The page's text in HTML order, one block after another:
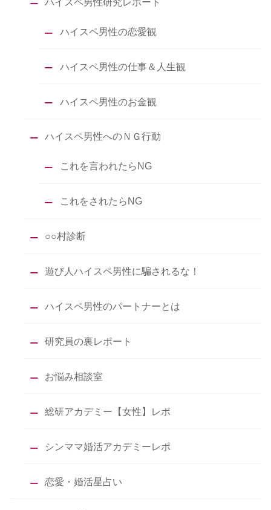
ハイスペ男性の恋愛観
ハイスペ男性の仕事＆人生観
ハイスペ男性のお金観
ハイスペ男性へのＮＧ行動
これを言われたらNG
これをされたらNG
○○村診断
遊び人ハイスペ男性に騙されるな！
ハイスペ男性のパートナーとは
研究員の裏レポート
お悩み相談室
総研アカデミー【女性】レポ
シンママ婚活アカデミーレポ
恋愛・婚活星占い